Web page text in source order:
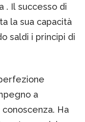
. Il successo di
la sua capacità
saldi i principi di
a
Ha